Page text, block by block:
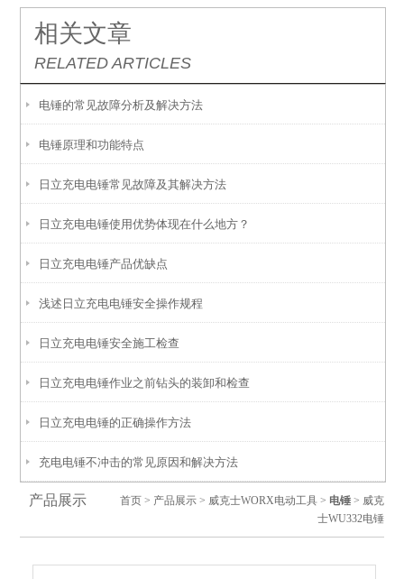
相关文章
RELATED ARTICLES
电锤的常见故障分析及解决方法
电锤原理和功能特点
日立充电电锤常见故障及其解决方法
日立充电电锤使用优势体现在什么地方？
日立充电电锤产品优缺点
浅述日立充电电锤安全操作规程
日立充电电锤安全施工检查
日立充电电锤作业之前钻头的装卸和检查
日立充电电锤的正确操作方法
充电电锤不冲击的常见原因和解决方法
产品展示 首页> 产品展示> 威克士WORX电动工具> 电锤> 威克
士WU332电锤